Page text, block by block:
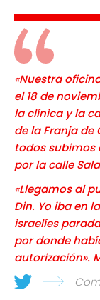
«Nuestra
el 18 de
la clínica y la
de la Franja de
todos subimos
por la calle
«Llegamos al
Din. Yo iba en
israelíes
por donde
autorización».